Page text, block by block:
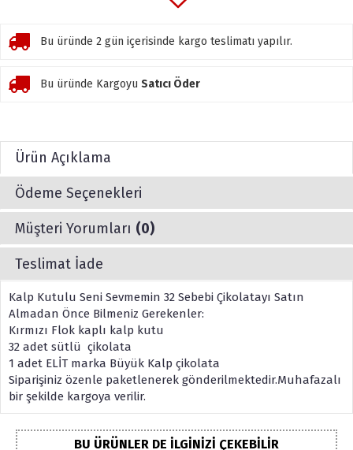
Bu üründe 2 gün içerisinde kargo teslimatı yapılır.
Bu üründe Kargoyu Satıcı Öder
Ürün Açıklama
Ödeme Seçenekleri
Müşteri Yorumları (0)
Teslimat İade
Kalp Kutulu Seni Sevmemin 32 Sebebi Çikolatayı Satın
Almadan Önce Bilmeniz Gerekenler:
Kırmızı Flok kaplı kalp kutu
32 adet sütlü çikolata
1 adet ELİT marka Büyük Kalp çikolata
Siparişiniz özenle paketlenerek gönderilmektedir.Muhafazalı
bir şekilde kargoya verilir.
BU ÜRÜNLER DE İLGINIZI ÇEKEBILIR